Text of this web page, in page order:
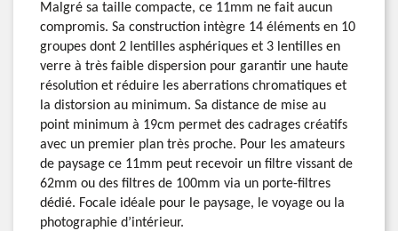
Malgré sa taille compacte, ce 11mm ne fait aucun
compromis. Sa construction intègre 14 éléments en 10
groupes dont 2 lentilles asphériques et 3 lentilles en
verre à très faible dispersion pour garantir une haute
résolution et réduire les aberrations chromatiques et
la distorsion au minimum. Sa distance de mise au
point minimum à 19cm permet des cadrages créatifs
avec un premier plan très proche. Pour les amateurs
de paysage ce 11mm peut recevoir un filtre vissant de
62mm ou des filtres de 100mm via un porte-filtres
dédié. Focale idéale pour le paysage, le voyage ou la
photographie d’intérieur.